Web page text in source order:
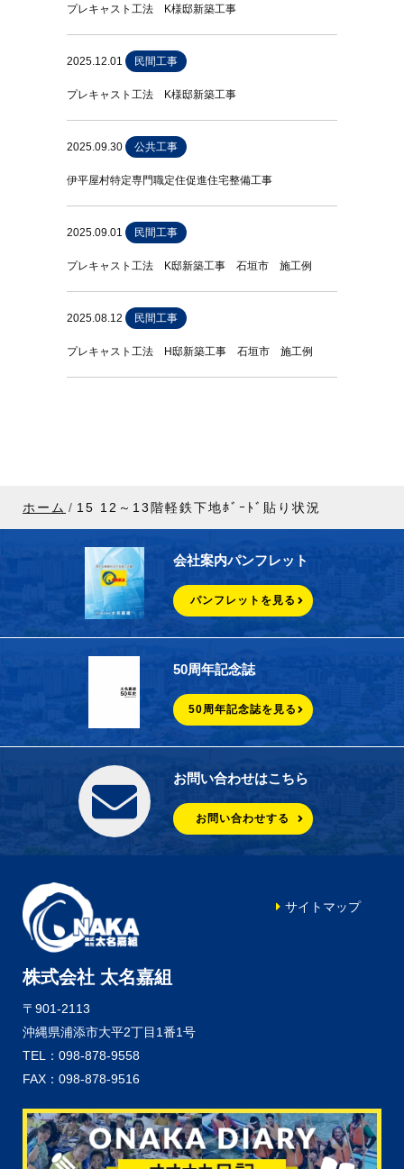
プレキャスト工法 K様邸新築工事
2025.12.01 民間工事
プレキャスト工法 K様邸新築工事
2025.09.30 公共工事
伊平屋村特定専門職定住促進住宅整備工事
2025.09.01 民間工事
プレキャスト工法 K邸新築工事 石垣市 施工例
2025.08.12 民間工事
プレキャスト工法 H邸新築工事 石垣市 施工例
ホーム 15 12～13階軽鉄下地ﾎﾞｰﾄﾞ貼り状況
会社案内パンフレット
パンフレットを見る
50周年記念誌
50周年記念誌を見る
お問い合わせはこちら
お問い合わせする
株式会社 太名嘉組
〒901-2113
沖縄県浦添市大平2丁目1番1号
TEL：098-878-9558
FAX：098-878-9516
サイトマップ